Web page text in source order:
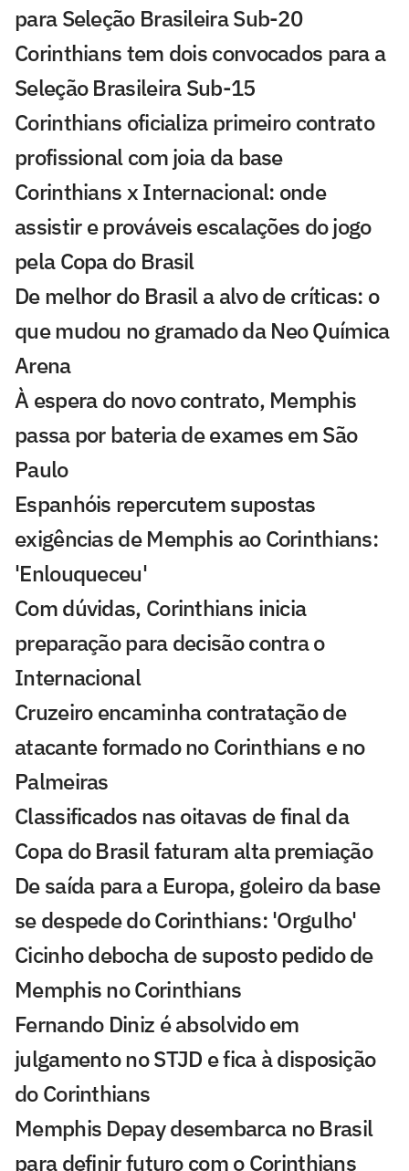
para Seleção Brasileira Sub-20
Corinthians tem dois convocados para a
Seleção Brasileira Sub-15
Corinthians oficializa primeiro contrato
profissional com joia da base
Corinthians x Internacional: onde
assistir e prováveis escalações do jogo
pela Copa do Brasil
De melhor do Brasil a alvo de críticas: o
que mudou no gramado da Neo Química
Arena
À espera do novo contrato, Memphis
passa por bateria de exames em São
Paulo
Espanhóis repercutem supostas
exigências de Memphis ao Corinthians:
'Enlouqueceu'
Com dúvidas, Corinthians inicia
preparação para decisão contra o
Internacional
Cruzeiro encaminha contratação de
atacante formado no Corinthians e no
Palmeiras
Classificados nas oitavas de final da
Copa do Brasil faturam alta premiação
De saída para a Europa, goleiro da base
se despede do Corinthians: 'Orgulho'
Cicinho debocha de suposto pedido de
Memphis no Corinthians
Fernando Diniz é absolvido em
julgamento no STJD e fica à disposição
do Corinthians
Memphis Depay desembarca no Brasil
para definir futuro com o Corinthians